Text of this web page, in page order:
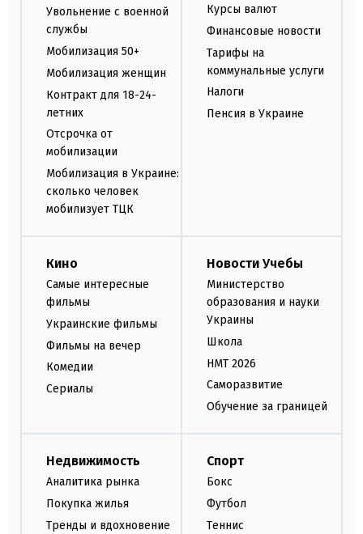
Увольнение с военной
службы
Мобилизация 50+
Мобилизация женщин
Контракт для 18-24-
летних
Отсрочка от
мобилизации
Мобилизация в Украине:
сколько человек
мобилизует ТЦК
Курсы валют
Финансовые новости
Тарифы на
коммунальные услуги
Налоги
Пенсия в Украине
Кино
Самые интересные
фильмы
Украинские фильмы
Фильмы на вечер
Комедии
Сериалы
Новости Учебы
Министерство
образования и науки
Украины
Школа
НМТ 2026
Саморазвитие
Обучение за границей
Недвижимость
Аналитика рынка
Покупка жилья
Тренды и вдохновение
Спорт
Бокс
Футбол
Теннис